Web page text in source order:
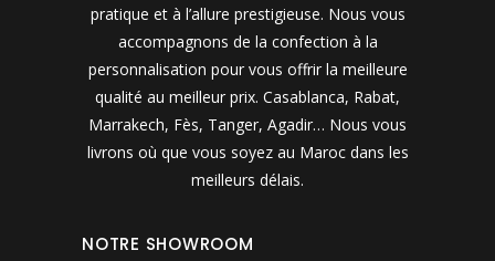
pratique et à l’allure prestigieuse. Nous vous
accompagnons de la confection à la
personnalisation pour vous offrir la meilleure
qualité au meilleur prix. Casablanca, Rabat,
Marrakech, Fès, Tanger, Agadir… Nous vous
livrons où que vous soyez au Maroc dans les
meilleurs délais.
NOTRE SHOWROOM